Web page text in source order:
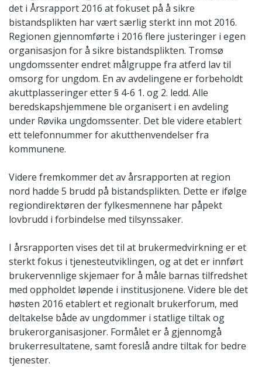
det i Årsrapport 2016 at fokuset på å sikre
bistandsplikten har vært særlig sterkt inn mot 2016.
Regionen gjennomførte i 2016 flere justeringer i egen
organisasjon for å sikre bistandsplikten. Tromsø
ungdomssenter endret målgruppe fra atferd lav til
omsorg for ungdom. En av avdelingene er forbeholdt
akuttplasseringer etter § 4-6 1. og 2. ledd. Alle
beredskapshjemmene ble organisert i en avdeling
under Røvika ungdomssenter. Det ble videre etablert
ett telefonnummer for akutthenvendelser fra
kommunene.
Videre fremkommer det av årsrapporten at region
nord hadde 5 brudd på bistandsplikten. Dette er ifølge
regiondirektøren der fylkesmennene har påpekt
lovbrudd i forbindelse med tilsynssaker.
I årsrapporten vises det til at brukermedvirkning er et
sterkt fokus i tjenesteutviklingen, og at det er innført
brukervennlige skjemaer for å måle barnas tilfredshet
med oppholdet løpende i institusjonene. Videre ble det
høsten 2016 etablert et regionalt brukerforum, med
deltakelse både av ungdommer i statlige tiltak og
brukerorganisasjoner. Formålet er å gjennomgå
brukerresultatene, samt foreslå andre tiltak for bedre
tjenester.